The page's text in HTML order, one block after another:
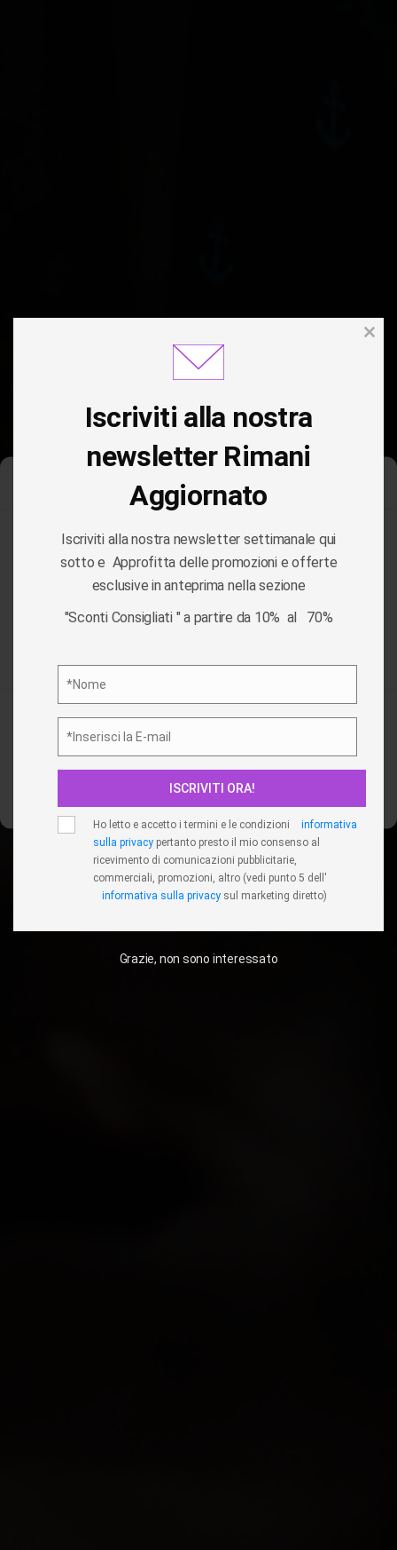
Gestisci Consenso Cookie
Per fornire le migliori esperienze, utilizziamo tecnologie come i
cookie per memorizzare e/o accedere alle informazioni del
dispositivo. Il consenso a queste tecnologie ci permetterà di
elaborare dati come il comportamento di navigazione o ID unici
Accetta
Nega
Visualizza le preferenze
TAG:POST-IT
HOME/POST-IT
Iscriviti alla nostra
newsletter Rimani
Aggiornato
Iscriviti alla nostra newsletter settimanale qui
sotto e Approfitta delle promozioni e offerte
esclusive in anteprima nella sezione
"Sconti Consigliati " a partire da 10% al 70%
*Nome
*Inserisci la E-mail
ISCRIVITI ORA!
Ho letto e accetto i termini e le condizioni
informativa
sulla privacy pertanto presto il mio consenso al
ricevimento di comunicazioni pubblicitarie,
commerciali, promozioni, altro (vedi punto 5 dell'
informativa sulla privacy sul marketing diretto)
Grazie, non sono interessato